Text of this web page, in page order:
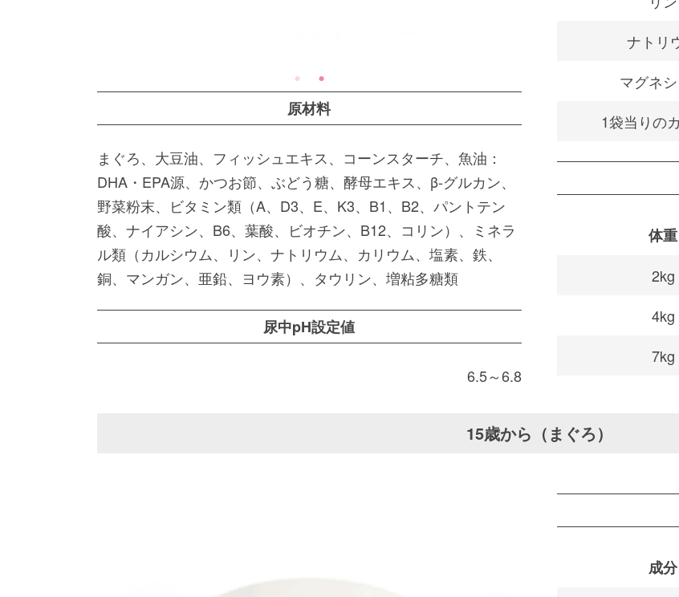
原材料
まぐろ、大豆油、フィッシュエキス、コーンスターチ、魚油：
DHA・EPA源、かつお節、ぶどう糖、酵母エキス、β-グルカン、
野菜粉末、ビタミン類（A、D3、E、K3、B1、B2、パントテン
酸、ナイアシン、B6、葉酸、ビオチン、B12、コリン）、ミネラ
ル類（カルシウム、リン、ナトリウム、カリウム、塩素、鉄、
銅、マンガン、亜鉛、ヨウ素）、タウリン、増粘多糖類
尿中pH設定値
6.5～6.8
ナトリ
マグネ
1袋当りの
体重
2kg
4kg
7kg
15歳から（まぐろ）
成分